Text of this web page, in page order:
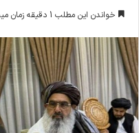
ا
ل
ا
ی
م
ی
ل
خواندن این مطلب 1 دقیقه زمان میبرد